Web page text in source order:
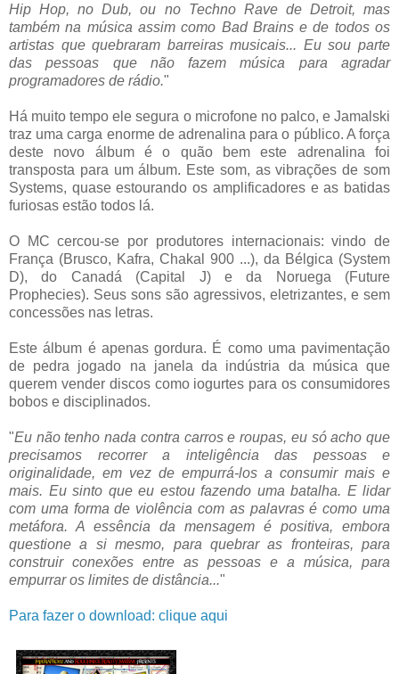
Hip Hop, no Dub, ou no Techno Rave de Detroit, mas
também na música assim como Bad Brains e de todos os
artistas que quebraram barreiras musicais... Eu sou parte
das pessoas que não fazem música para agradar
programadores de rádio."
Há muito tempo ele segura o microfone no palco, e Jamalski
traz uma carga enorme de adrenalina para o público. A força
deste novo álbum é o quão bem este adrenalina foi
transposta para um álbum. Este som, as vibrações de som
Systems, quase estourando os amplificadores e as batidas
furiosas estão todos lá.
O MC cercou-se por produtores internacionais: vindo de
França (Brusco, Kafra, Chakal 900 ...), da Bélgica (System
D), do Canadá (Capital J) e da Noruega (Future
Prophecies). Seus sons são agressivos, eletrizantes, e sem
concessões nas letras.
Este álbum é apenas gordura. É como uma pavimentação
de pedra jogado na janela da indústria da música que
querem vender discos como iogurtes para os consumidores
bobos e disciplinados.
"Eu não tenho nada contra carros e roupas, eu só acho que
precisamos recorrer a inteligência das pessoas e
originalidade, em vez de empurrá-los a consumir mais e
mais. Eu sinto que eu estou fazendo uma batalha. E lidar
com uma forma de violência com as palavras é como uma
metáfora. A essência da mensagem é positiva, embora
questione a si mesmo, para quebrar as fronteiras, para
construir conexões entre as pessoas e a música, para
empurrar os limites de distância..."
Para fazer o download: clique aqui